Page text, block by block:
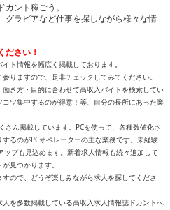
ント稼ごう。
グラビアなど仕事を探しながら様々な情
ださい！
ト情報を幅広く掲載しております。
りますので、是非チェックしてみてください。
き方・目的に合わせて高収入バイトを検索してい
ツ集中するのが得意！等、自分の長所にあった業
さん掲載しています。PCを使って、各種数値化さ
るのがPCオペレーターの主な業務です。未経験
プも見込めます。新着求人情報も続々追加して
見つかります。
ので、どうぞ楽しみながら求人を探してくださ
を多数掲載している高収入求人情報誌ドカントへ